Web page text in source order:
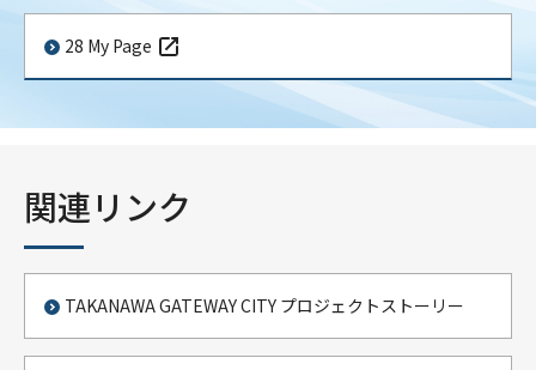
28 My Page
関連リンク
TAKANAWA GATEWAY CITY プロジェクトストーリー